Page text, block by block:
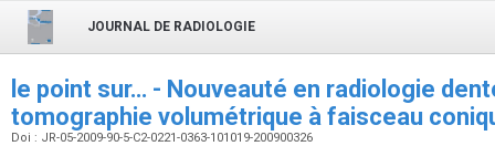
JOURNAL DE RADIOLOGIE
le point sur… - Nouveauté en radiologie
tomographie volumétrique à faisceau
Doi : JR-05-2009-90-5-C2-0221-0363-101019-200900326